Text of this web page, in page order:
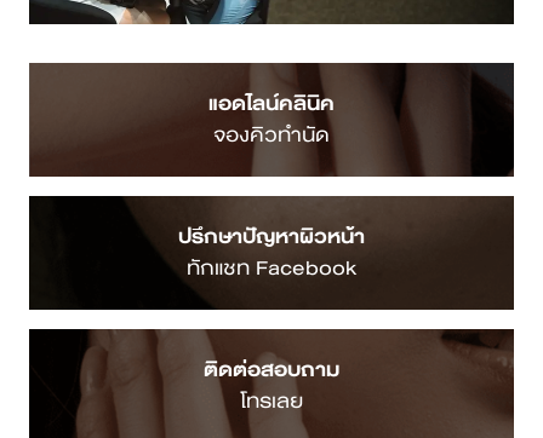
แอดไลน์คลินิค
จองคิวทำนัด
ปรึกษาปัญหาผิวหน้า
ทักแชท Facebook
ติดต่อสอบถาม
โทรเลย